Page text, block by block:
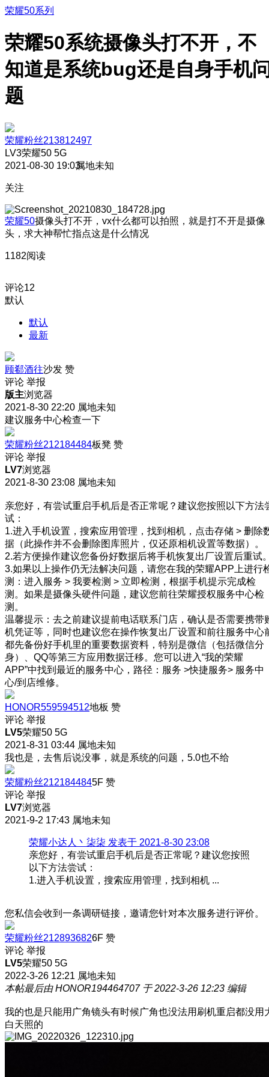
荣耀50系列
荣耀50系统摄像头打不开，不
知道是系统bug还是自身手机
题
荣耀粉丝213812497
LV3荣耀50 5G
2021-08-30 19:03属地未知
关注
荣耀50摄像头打不开，vx什么都可以拍照，就是打不开是摄像
头，求大神帮忙指点这是什么情况
1182阅读
评论12
默认
默认
最新
顾郗酒往沙发 赞
评论 举报
版主浏览器
2021-8-30 22:20 属地未知
建议服务中心检查一下
荣耀粉丝212184484板凳 赞
评论 举报
LV7浏览器
2021-8-30 23:08 属地未知
亲您好，有尝试重启手机后是否正常呢？建议您按照以下方法
试：
1.进入手机设置，搜索应用管理，找到相机，点击存储 > 删除
据（此操作并不会删除图库照片，仅还原相机设置等数据）。
2.若方便操作建议您备份好数据后将手机恢复出厂设置后重试
3.如果以上操作仍无法解决问题，请您在我的荣耀APP上进行
测：进入服务 > 我要检测 > 立即检测，根据手机提示完成检
测。如果是摄像头硬件问题，建议您前往荣耀授权服务中心检
测。
温馨提示：去之前建议提前电话联系门店，确认是否需要携带
机凭证等，同时也建议您在操作恢复出厂设置和前往服务中心
都先备份好手机里的重要数据资料，特别是微信（包括微信分
身）、QQ等第三方应用数据迁移。您可以进入“我的荣耀
APP”中找到最近的服务中心，路径：服务 >快捷服务> 服务中
心/到店维修。
HONOR559594512地板 赞
评论 举报
LV5荣耀50 5G
2021-8-31 03:44 属地未知
我也是，去售后说没事，就是系统的问题，5.0也不给
荣耀粉丝2121844845F 赞
评论 举报
LV7浏览器
2021-9-2 17:43 属地未知
荣耀小达人丶柒柒 发表于 2021-8-30 23:08
亲您好，有尝试重启手机后是否正常呢？建议您按照
以下方法尝试：
1.进入手机设置，搜索应用管理，找到相机 ...
您私信会收到一条调研链接，邀请您针对本次服务进行评价。
荣耀粉丝2128936826F 赞
评论 举报
LV5荣耀50 5G
2022-3-26 12:21 属地未知
本帖最后由 HONOR194464707 于 2022-3-26 12:23 编辑
我的也是只能用广角镜头有时候广角也没法用刷机重启都没用
白天照的